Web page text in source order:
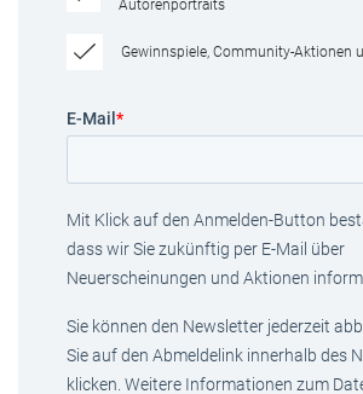
Autorenportraits
Gewinnspiele, Community-Aktionen
E-Mail *
Mit Klick auf den Anmelden-Button
dass wir Sie zukünftig per E-Mail über
Neuerscheinungen und Aktionen
Sie können den Newsletter jederzeit
Sie auf den Abmeldelink innerhalb des
klicken. Weitere Informationen zum